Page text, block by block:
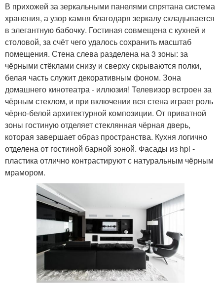
В прихожей за зеркальными панелями спрятана система
хранения, а узор камня благодаря зеркалу складывается
в элегантную бабочку. Гостиная совмещена с кухней и
столовой, за счёт чего удалось сохранить масштаб
помещения. Стена слева разделена на 3 зоны: за
чёрными стёклами снизу и сверху скрываются полки,
белая часть служит декоративным фоном. Зона
домашнего кинотеатра - иллюзия! Телевизор встроен за
чёрным стеклом, и при включении вся стена играет роль
чёрно-белой архитектурной композиции. От приватной
зоны гостиную отделяет стеклянная чёрная дверь,
которая завершает образ пространства. Кухня логично
отделена от гостиной барной зоной. Фасады из hpl -
пластика отлично контрастируют с натуральным чёрным
мрамором.